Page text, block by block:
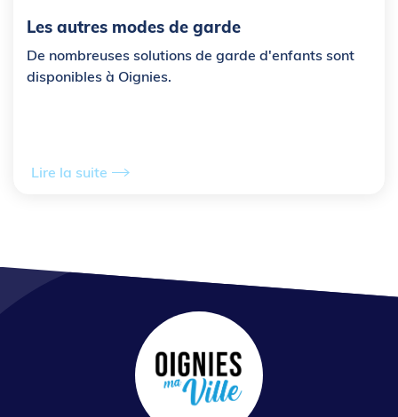
Les autres modes de garde
De nombreuses solutions de garde d'enfants sont
disponibles à Oignies.
Lire la suite